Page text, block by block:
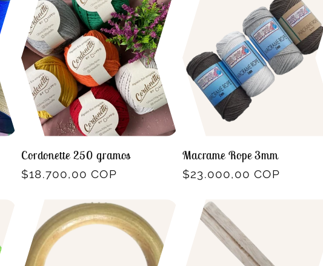
Cordonette 250 gramos
Precio
$18.700,00 COP
Macrame Rope 3mm
Precio
$23.000,00 COP